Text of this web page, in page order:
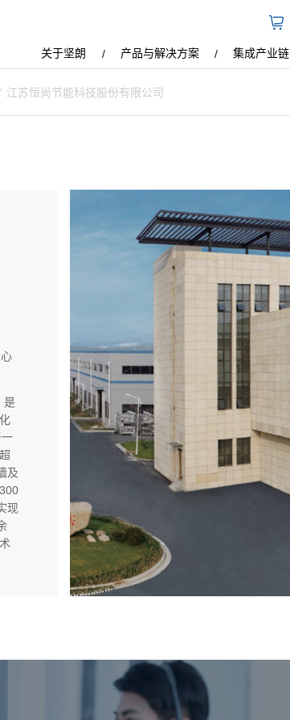
关于坚朗 产品与解决方案 集成产业链
江苏恒尚节能科技股份有限公司
是
及
现